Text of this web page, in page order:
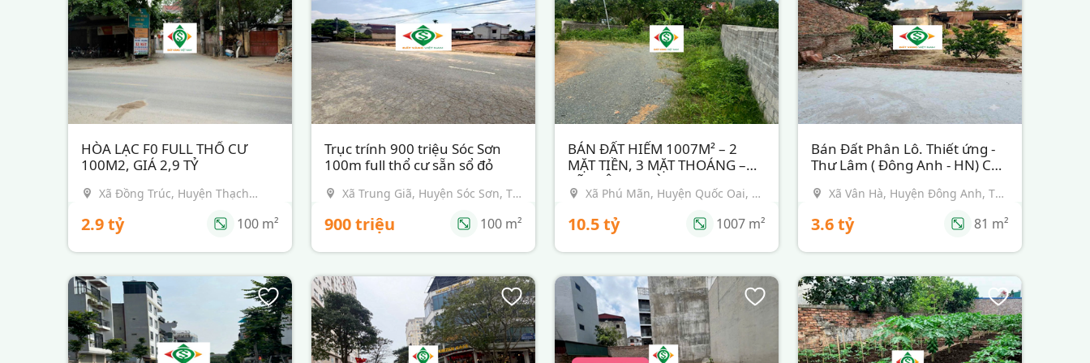
Loại hình:
Đất nền
HÒA LẠC F0 FULL THỔ CƯ
100M2, GIÁ 2,9 TỶ
Xã Đồng Trúc, Huyện Thạch
2.9 tỷ 100 m²
Loại hình:
Đất nền
Trục trính 900 triệu Sóc Sơn
100m full thổ cư sẵn sổ đỏ
Xã Trung Giã, Huyện Sóc Sơn, TP
900 triệu 100 m²
Loại hình:
Đất nền
Tình trạng:
BÁN ĐẤT HIẾM 1007M² – 2
MẶT TIỀN, 3 MẶT THOÁNG –
LÕI ĐÔ THỊ HÒA LẠC
Xã Phú Mãn, Huyện Quốc Oai, TP
10.5 tỷ 1007 m²
Loại hình:
Đất nền
Bán Đất Phân Lô. Thiết ứng -
Thư Lâm ( Đông Anh - HN) Chỉ
Xã Vân Hà, Huyện Đông Anh, TP
3.6 tỷ 81 m²